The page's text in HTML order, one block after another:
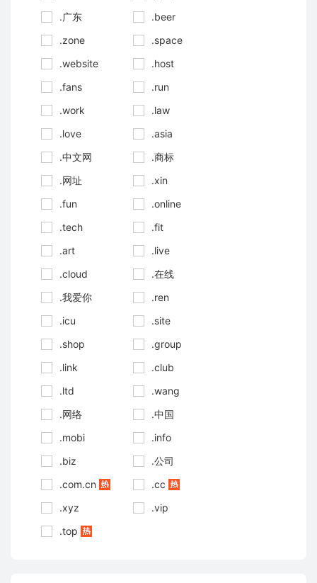
.广东
.beer
.zone
.space
.website
.host
.fans
.run
.work
.law
.love
.asia
.中文网
.商标
.网址
.xin
.fun
.online
.tech
.fit
.art
.live
.cloud
.在线
.我爱你
.ren
.icu
.site
.shop
.group
.link
.club
.ltd
.wang
.网络
.中国
.mobi
.info
.biz
.公司
.com.cn
.cc
.xyz
.vip
.top